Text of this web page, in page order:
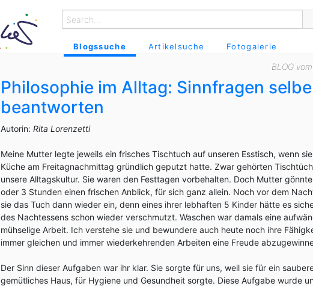
Blogssuche Artikelsuche Fotogalerie
BLOG
Philosophie im Alltag: Sinnfragen
beantworten
Autorin: Rita Lorenzetti
Meine Mutter legte jeweils ein frisches Tischtuch auf unseren Esstisch, wenn
Küche am Freitagnachmittag gründlich geputzt hatte. Zwar gehörten
unsere Alltagskultur. Sie waren den Festtagen vorbehalten. Doch Mutter
oder 3 Stunden einen frischen Anblick, für sich ganz allein. Noch vor dem
sie das Tuch dann wieder ein, denn eines ihrer lebhaften 5 Kinder hätte es
des Nachtessens schon wieder verschmutzt. Waschen war damals eine
mühselige Arbeit. Ich verstehe sie und bewundere auch heute noch ihre
immer gleichen und immer wiederkehrenden Arbeiten eine Freude
Der Sinn dieser Aufgaben war ihr klar. Sie sorgte für uns, weil sie für ein
gemütliches Haus, für Hygiene und Gesundheit sorgte. Diese Aufgabe wurde